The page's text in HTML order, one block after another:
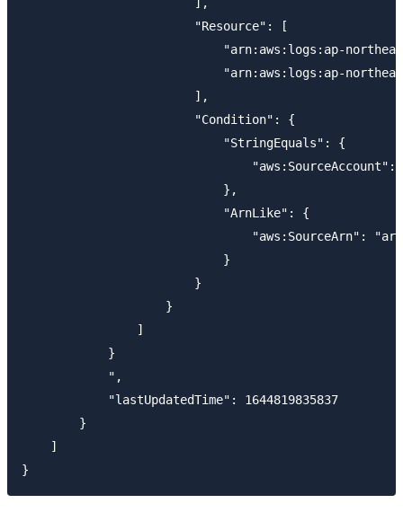
                        ],
                        "Resource": [
"arn:aws:logs:ap-
"arn:aws:logs:ap-
                        ],
                        "Condition": {
                            "StringEquals": {
"aws:SourceAccount":
                            },
                            "ArnLike": {
"aws:SourceArn":
                            }
                        }
                    }
                ]
            }
            ",
            "lastUpdatedTime": 1644819835837
        }
    ]